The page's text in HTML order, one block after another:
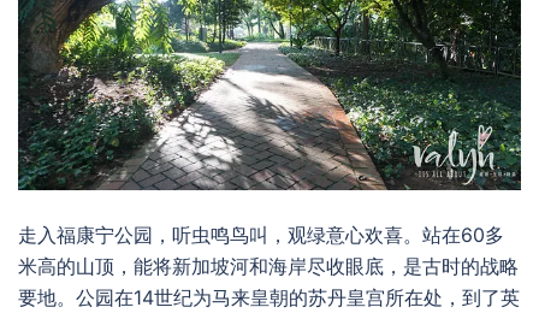
走入福康宁公园，听虫鸣鸟叫，观绿意心欢喜。站在60多
米高的山顶，能将新加坡河和海岸尽收眼底，是古时的战略
要地。公园在14世纪为马来皇朝的苏丹皇宫所在处，到了英